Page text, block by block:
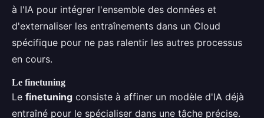
à l'IA pour intégrer l'ensemble des données et
d'externaliser les entraînements dans un Cloud
spécifique pour ne pas ralentir les autres processus
en cours.
Le finetuning
Le finetuning consiste à affiner un modèle d'IA déjà
entraîné pour le spécialiser dans une tâche précise.